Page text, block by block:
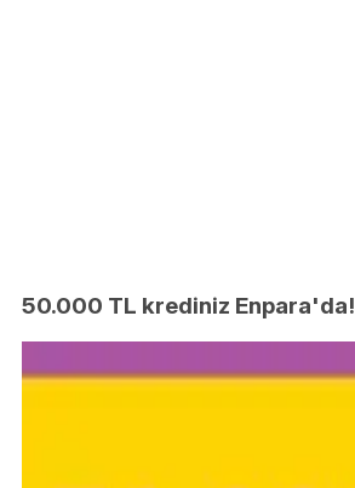
50.000 TL krediniz Enpara'da!